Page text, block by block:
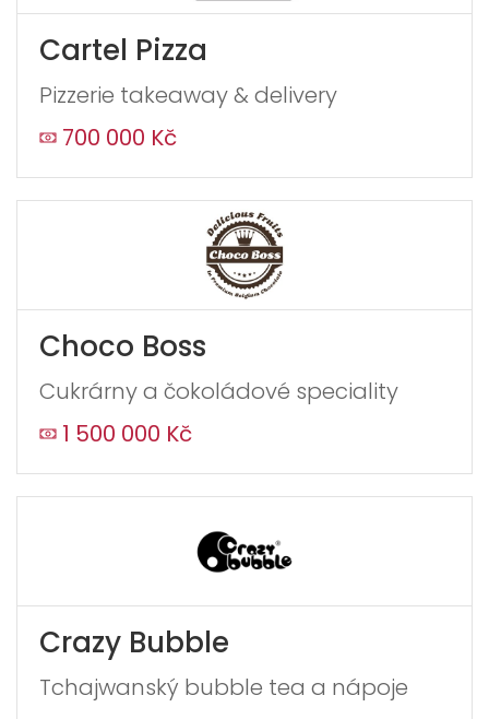
Cartel Pizza
Pizzerie takeaway & delivery
700 000 Kč
Choco Boss
Cukrárny a čokoládové speciality
1 500 000 Kč
Crazy Bubble
Tchajwanský bubble tea a nápoje